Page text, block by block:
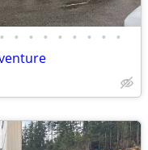
• • • • • • • • •